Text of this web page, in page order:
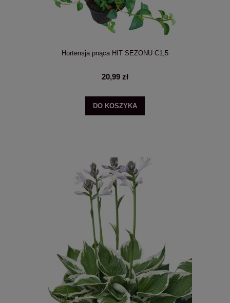
Hortensja pnąca HIT SEZONU C1,5
20,99 zł
DO KOSZYKA